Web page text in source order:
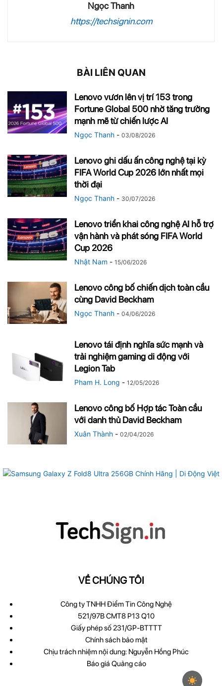
Ngọc Thanh
https://techsignin.com
BÀI LIÊN QUAN
Lenovo vươn lên vị trí 153 trong
Fortune Global 500 nhờ tăng trưởng
mạnh mẽ từ chiến lược AI
Ngọc Thanh - 03/08/2026
Lenovo ghi dấu ấn công nghệ tại kỳ
FIFA World Cup 2026 lớn nhất mọi
thời đại
Ngọc Thanh - 30/07/2026
Lenovo triển khai công nghệ AI hỗ trợ
vận hành và phát sóng FIFA World
Cup 2026
Nhật Nam - 15/06/2026
Lenovo công bố chiến dịch toàn cầu
cùng David Beckham
Ngọc Thanh - 04/06/2026
Lenovo tái định nghĩa sức mạnh và
trải nghiệm gaming di động với
Legion Tab
Pham H. Long - 12/05/2026
Lenovo công bố Hợp tác Toàn cầu
với danh thủ David Beckham
Xuân Thành - 02/04/2026
VỀ CHÚNG TÔI
Công ty TNHH Điểm Tin Công Nghệ
521/97B CMT8 P13 Q10
Giấy phép số 231/GP-BTTTT
Chính sách bảo mật
Chịu trách nhiệm nội dung: Nguyễn Hồng Phúc
Báo giá Quảng cáo